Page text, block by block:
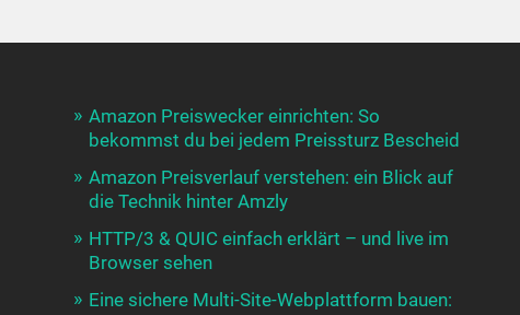
Amazon Preiswecker einrichten: So
bekommst du bei jedem Preissturz Bescheid
Amazon Preisverlauf verstehen: ein Blick auf
die Technik hinter Amzly
HTTP/3 & QUIC einfach erklärt – und live im
Browser sehen
Eine sichere Multi-Site-Webplattform bauen: